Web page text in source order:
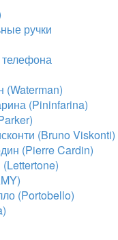
ручки
телефона
(Waterman)
(Pininfarina)
(Bruno Viskonti)
(Pierre Cardin)
(Lettertone)
(Portobello)